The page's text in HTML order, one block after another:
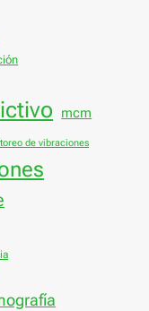
mcm
de vibraciones